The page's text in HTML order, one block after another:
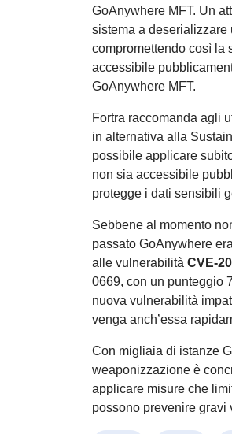
GoAnywhere MFT. Un
sistema a deserializzare
compromettendo così la
accessibile
GoAnywhere MFT.
Fortra raccomanda agli
in alternativa alla
possibile applicare
non sia accessibile
protegge i dati sensibili
Sebbene al momento
passato GoAnywhere
alle vulnerabilità CVE-
0669, con un punteggio
nuova vulnerabilità
venga anch’essa
Con migliaia di istanze
weaponizzazione è
applicare misure che
possono prevenire gravi